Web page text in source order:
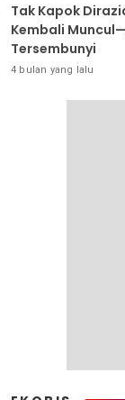
Tak Kapok
Kembali
Tersembunyi
4 bulan yang lalu